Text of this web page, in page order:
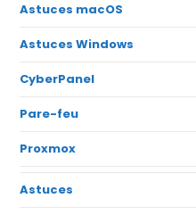
Astuces macOS
Astuces Windows
CyberPanel
Pare-feu
Proxmox
Astuces